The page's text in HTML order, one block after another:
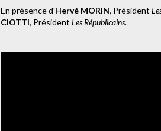
En présence d'Hervé MORIN, Président
CIOTTI, Président Les Républicains.